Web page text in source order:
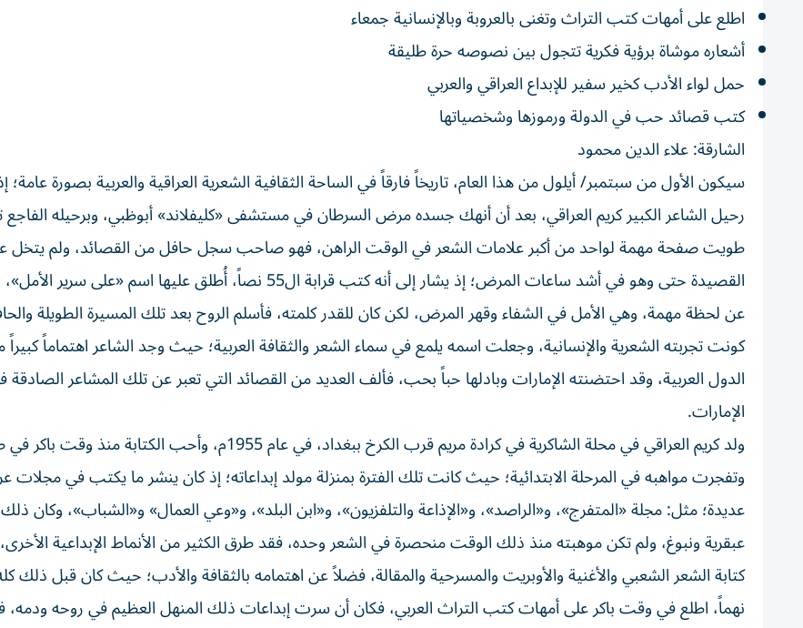
اطلع على أمهات كتب التراث وتغنى بالعروبة وبالإنسانية جمعاء
أشعاره موشاة برؤية فكرية تتجول بين نصوصه حرة طليقة
حمل لواء الأدب كخير سفير للإبداع العراقي والعربي
كتب قصائد حب في الدولة ورموزها وشخصياتها
الشارقة: علاء الدين محمود
سيكون الأول من سبتمبر/ أيلول من هذا العام، تاريخاً فارقاً في الساحة الثقافية الشعرية العراقية والعربية بصورة
رحيل الشاعر الكبير كريم العراقي، بعد أن أنهك جسده مرض السرطان في مستشفى «كليفلاند» أبوظبي، وبرحيله
طويت صفحة مهمة لواحد من أكبر علامات الشعر في الوقت الراهن، فهو صاحب سجل حافل من القصائد، ولم يتخل
القصيدة حتى وهو في أشد ساعات المرض؛ إذ يشار إلى أنه كتب قرابة ال55 نصاً، أُطلق عليها اسم
عن لحظة مهمة، وهي الأمل في الشفاء وقهر المرض، لكن كان للقدر كلمته، فأسلم الروح بعد تلك المسيرة الطويلة
كونت تجربته الشعرية والإنسانية، وجعلت اسمه يلمع في سماء الشعر والثقافة العربية؛ حيث وجد الشاعر اهتماماً
الدول العربية، وقد احتضنته الإمارات وبادلها حباً بحب، فألف العديد من القصائد التي تعبر عن تلك المشاعر
الإمارات.
ولد كريم العراقي في محلة الشاكرية في كرادة مريم قرب الكرخ ببغداد، في عام 1955م، وأحب الكتابة
وتفجرت مواهبه في المرحلة الابتدائية؛ حيث كانت تلك الفترة بمنزلة مولد إبداعاته؛ إذ كان ينشر ما يكتب في مجلات
عديدة؛ مثل: مجلة «المتفرج»، و«الراصد»، و«الإذاعة والتلفزيون»، و«ابن البلد»، و«وعي العمال» و«الشباب»، وكان
عبقرية ونبوغ، ولم تكن موهبته منذ ذلك الوقت منحصرة في الشعر وحده، فقد طرق الكثير من الأنماط الإبداعية
كتابة الشعر الشعبي والأغنية والأوبريت والمسرحية والمقالة، فضلاً عن اهتمامه بالثقافة والأدب؛ حيث كان قبل ذلك
نهماً، اطلع في وقت باكر على أمهات كتب التراث العربي، فكان أن سرت إبداعات ذلك المنهل العظيم في روحه ودمه،